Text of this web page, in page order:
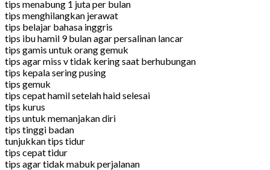
tips menabung 1 juta per bulan
tips menghilangkan jerawat
tips belajar bahasa inggris
tips ibu hamil 9 bulan agar persalinan lancar
tips gamis untuk orang gemuk
tips agar miss v tidak kering saat berhubungan
tips kepala sering pusing
tips gemuk
tips cepat hamil setelah haid selesai
tips kurus
tips untuk memanjakan diri
tips tinggi badan
tunjukkan tips tidur
tips cepat tidur
tips agar tidak mabuk perjalanan